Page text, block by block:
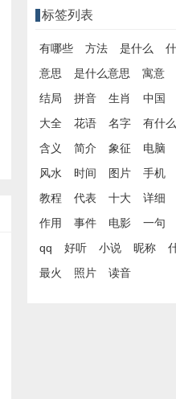
标签列表
有哪些 方法 是什么
意思
是什么意思 寓意
结局
拼音 生肖 中国
大全
花语 名字 有什么
含义
简介 象征 电脑
风水
时间 图片 手机
教程
代表 十大 详细
作用
事件 电影 一句
qq
好听 小说 昵称
最火
照片 读音